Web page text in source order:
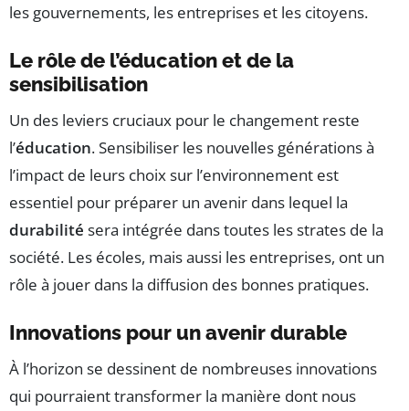
les gouvernements, les entreprises et les citoyens.
Le rôle de l’éducation et de la
sensibilisation
Un des leviers cruciaux pour le changement reste
l’éducation. Sensibiliser les nouvelles générations à
l’impact de leurs choix sur l’environnement est
essentiel pour préparer un avenir dans lequel la
durabilité sera intégrée dans toutes les strates de la
société. Les écoles, mais aussi les entreprises, ont un
rôle à jouer dans la diffusion des bonnes pratiques.
Innovations pour un avenir durable
À l’horizon se dessinent de nombreuses innovations
qui pourraient transformer la manière dont nous